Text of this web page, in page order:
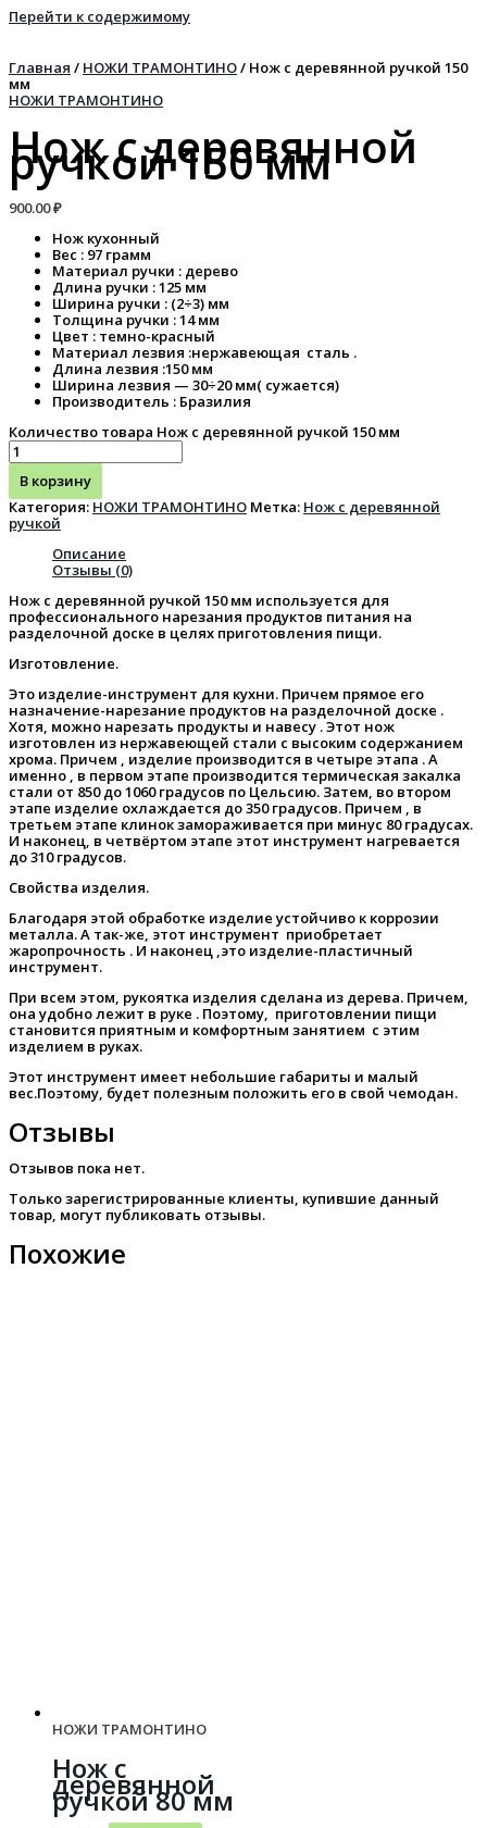
Перейти к содержимому
Главная / НОЖИ ТРАМОНТИНО/ Нож с деревянной ручкой 150
мм
НОЖИ ТРАМОНТИНО
Нож с деревянной
ручкой 150 мм
900.00₽
Нож кухонный
Вес : 97 грамм
Материал ручки : дерево
Длина ручки : 125 мм
Ширина ручки : (2÷3) мм
Толщина ручки : 14 мм
Цвет : темно-красный
Материал лезвия :нержавеющая сталь .
Длина лезвия :150 мм
Ширина лезвия — 30÷20 мм( сужается)
Производитель : Бразилия
Количество товара Нож с деревянной ручкой 150 мм
В корзину
Категория: НОЖИ ТРАМОНТИНО Метка: Нож с деревянной
ручкой
Описание
Отзывы (0)
Нож с деревянной ручкой 150 мм используется для
профессионального нарезания продуктов питания на
разделочной доске в целях приготовления пищи.
Изготовление.
Это изделие-инструмент для кухни. Причем прямое его
назначение-нарезание продуктов на разделочной доске .
Хотя, можно нарезать продукты и навесу . Этот нож
изготовлен из нержавеющей стали с высоким содержанием
хрома. Причем , изделие производится в четыре этапа . А
именно , в первом этапе производится термическая закалка
стали от 850 до 1060 градусов по Цельсию. Затем, во втором
этапе изделие охлаждается до 350 градусов. Причем , в
третьем этапе клинок замораживается при минус 80 градусах.
И наконец, в четвёртом этапе этот инструмент нагревается
до 310 градусов.
Свойства изделия.
Благодаря этой обработке изделие устойчиво к коррозии
металла. А так-же, этот инструмент приобретает
жаропрочность . И наконец ,это изделие-пластичный
инструмент.
При всем этом, рукоятка изделия сделана из дерева. Причем,
она удобно лежит в руке . Поэтому, приготовлении пищи
становится приятным и комфортным занятием с этим
изделием в руках.
Этот инструмент имеет небольшие габариты и малый
вес.Поэтому, будет полезным положить его в свой чемодан.
Отзывы
Отзывов пока нет.
Только зарегистрированные клиенты, купившие данный
товар, могут публиковать отзывы.
Похожие
НОЖИ ТРАМОНТИНО
Нож с
деревянной
ручкой 80 мм